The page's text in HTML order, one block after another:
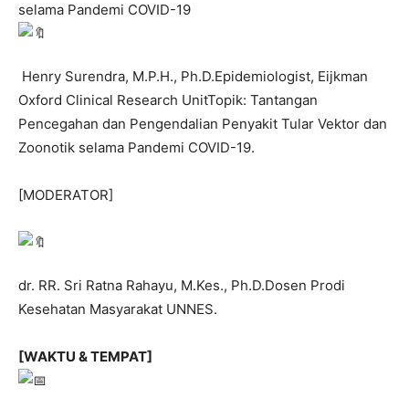
selama Pandemi COVID-19
Henry Surendra, M.P.H., Ph.D.Epidemiologist, Eijkman
Oxford Clinical Research UnitTopik: Tantangan
Pencegahan dan Pengendalian Penyakit Tular Vektor dan
Zoonotik selama Pandemi COVID-19.
[MODERATOR]
dr. RR. Sri Ratna Rahayu, M.Kes., Ph.D.Dosen Prodi
Kesehatan Masyarakat UNNES.
[WAKTU & TEMPAT]